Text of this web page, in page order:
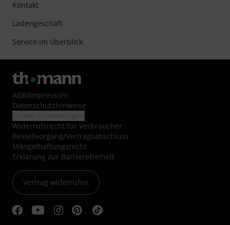
Kontakt
Ladengeschäft
Service im Überblick
AGB/Impressum
Datenschutzhinweise
Widerrufsrecht für Verbraucher
Bestellvorgang/Vertragsabschluss
Mängelhaftungsrecht
Erklärung zur Barrierefreiheit
Vertrag widerrufen